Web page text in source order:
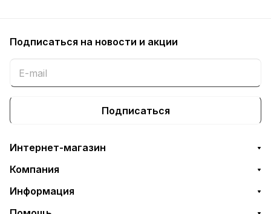
Подписаться на новости и акции
Подписаться
Интернет-магазин
Компания
Информация